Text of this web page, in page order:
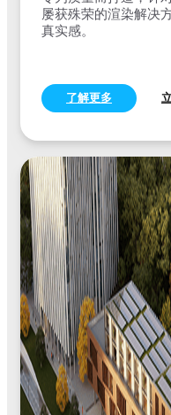
屡获殊荣的渲染解决
真实感。
了解更多